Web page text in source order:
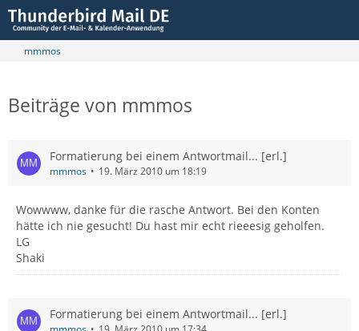
mmmos
Beiträge von mmmos
Formatierung bei einem Antwortmail... [erl.]
mmmos 19. März 2010 um 18:19
Wowwww, danke für die rasche Antwort. Bei den Konten
hätte ich nie gesucht! Du hast mir echt rieeesig geholfen.
LG
Shaki
Formatierung bei einem Antwortmail... [erl.]